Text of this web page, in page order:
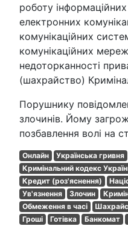
роботу
електронних
комунікаційних
комунікаційних
недоторканності
(шахрайство)
Порушнику
злочинів. Йому
позбавлення волі на
Онлайн Українська гривня
Кримінальний кодекс
Кредит (роз'яснення)
Ув'язнення
Злочин
Обмеження в часі
Гроші
Готівка Банкомат